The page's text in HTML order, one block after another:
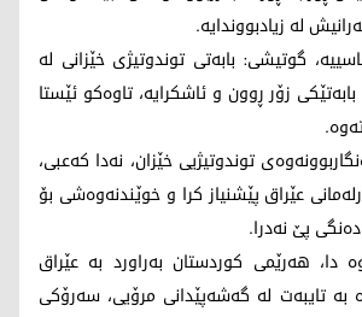
لە زیادبووندایە.
گوتیشی: بابەتی توندوتیژی خێزانی لە
زۆر ڕوون و ئاشکرایە، تاوەکو ئێستا
توندوتیژیی خێزان، نەدا كەعبی،
عێراق پێشنیاز کرا و خوێندنەوەشی بۆ
پێ نەدرا.
دا، هەرێمی کوردستان بەراورد بە عێراق
بە تایبەت لە گەشەپێدانی مرۆیی، سەرۆکی